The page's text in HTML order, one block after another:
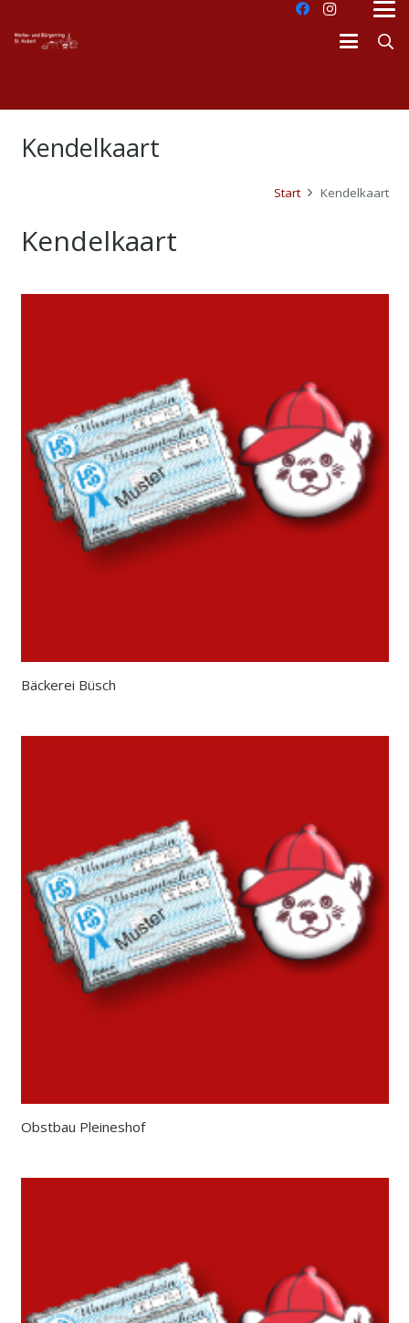
Kendelkaart
Start Kendelkaart
Kendelkaart
Bäckerei Büsch
Obstbau Pleineshof